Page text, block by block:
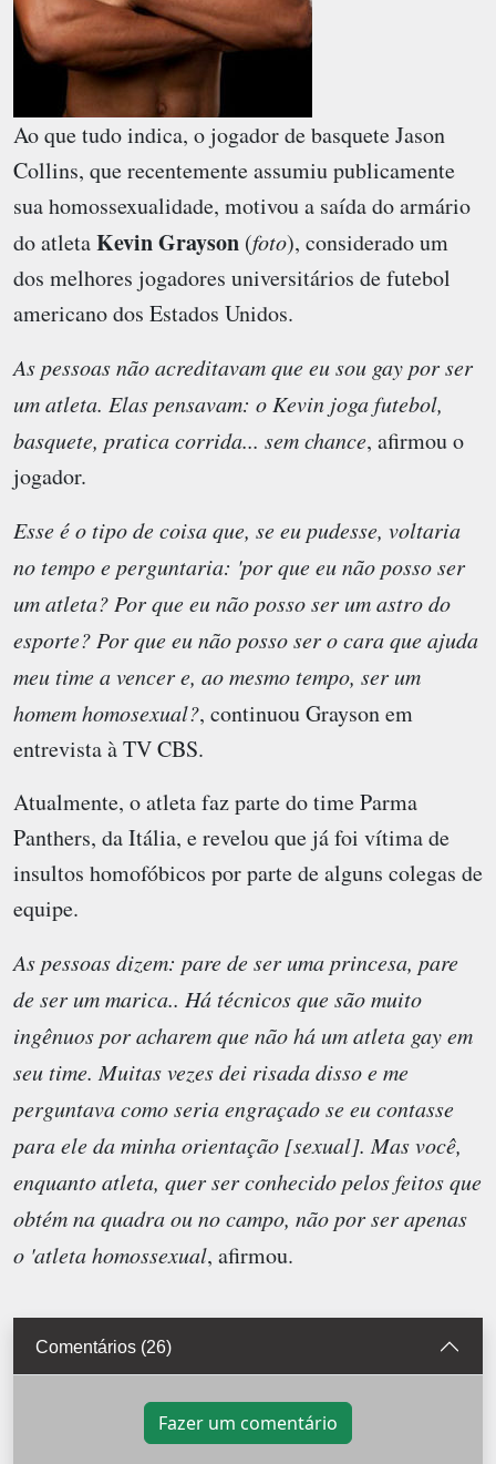
Ao que tudo indica, o jogador de basquete Jason
Collins, que recentemente assumiu publicamente
sua homossexualidade, motivou a saída do armário
do atletaKevin Grayson (foto), considerado um
dos melhores jogadores universitários de futebol
americano dos Estados Unidos.
As pessoas não acreditavam que eu sou gay por ser
um atleta. Elas pensavam: o Kevin joga futebol,
basquete, pratica corrida... sem chance, afirmou o
jogador.
Esse é o tipo de coisa que, se eu pudesse, voltaria
no tempo e perguntaria: 'por que eu não posso ser
um atleta? Por que eu não posso ser um astro do
esporte? Por que eu não posso ser o cara que ajuda
meu time a vencer e, ao mesmo tempo, ser um
homem homosexual?, continuou Grayson em
entrevista à TV CBS.
Atualmente, o atleta faz parte do time Parma
Panthers, da Itália, e revelou que já foi vítima de
insultos homofóbicos por parte de alguns colegas de
equipe.
As pessoas dizem: pare de ser uma princesa, pare
de ser um marica.. Há técnicos que são muito
ingênuos por acharem que não há um atleta gay em
seu time. Muitas vezes dei risada disso e me
perguntava como seria engraçado se eu contasse
para ele da minha orientação [sexual]. Mas você,
enquanto atleta, quer ser conhecido pelos feitos que
obtém na quadra ou no campo, não por ser apenas
o 'atleta homossexual, afirmou.
Comentários (26)
Fazer um comentário